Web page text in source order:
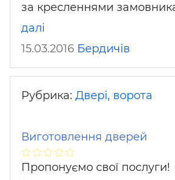
за кресленнями
далі
15.03.2016 Бердичів
Рубрика: Двері, ворота
Виготовлення дверей
Пропонуємо свої послуги!